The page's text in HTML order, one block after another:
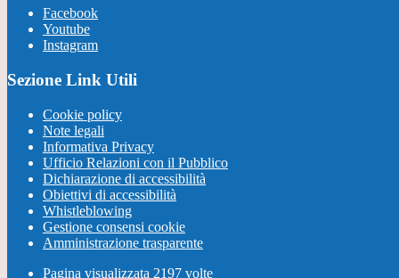
Facebook
Youtube
Instagram
Sezione Link Utili
Cookie policy
Note legali
Informativa Privacy
Ufficio Relazioni con il Pubblico
Dichiarazione di accessibilità
Obiettivi di accessibilità
Whistleblowing
Gestione consensi cookie
Amministrazione trasparente
Pagina visualizzata 2197 volte